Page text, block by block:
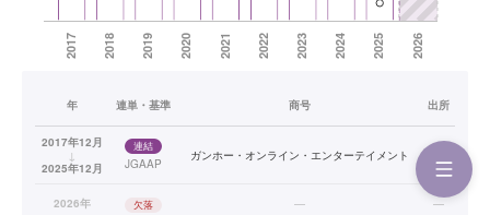
年 連単・基準 商号 出所
2017年12月
↓
2025年12月
連結
JGAAP
ガンホー・オンライン・エンターテイメント
2026年 欠落 — —